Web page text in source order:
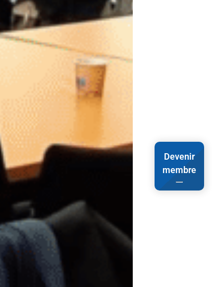
Devenir
membre